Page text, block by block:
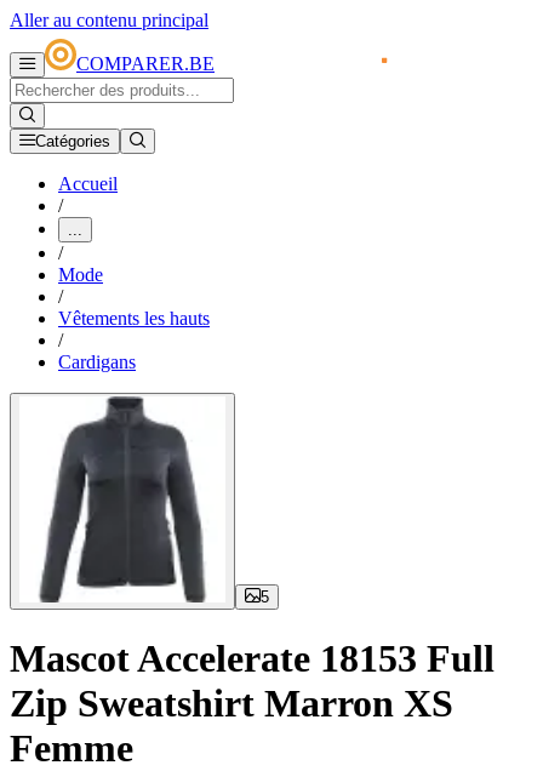
Aller au contenu principal
COMPARER.BE
Catégories
Accueil
/
...
/
Mode
/
Vêtements les hauts
/
Cardigans
5
Mascot Accelerate 18153 Full
Zip Sweatshirt Marron XS
Femme